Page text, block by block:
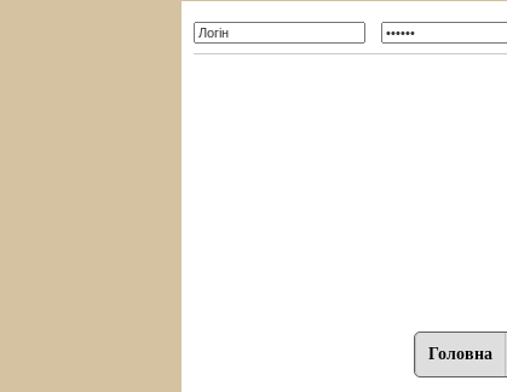
Головна